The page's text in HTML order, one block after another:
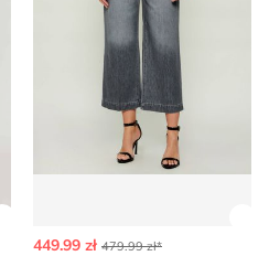
449.99 zł 479.99 zł*